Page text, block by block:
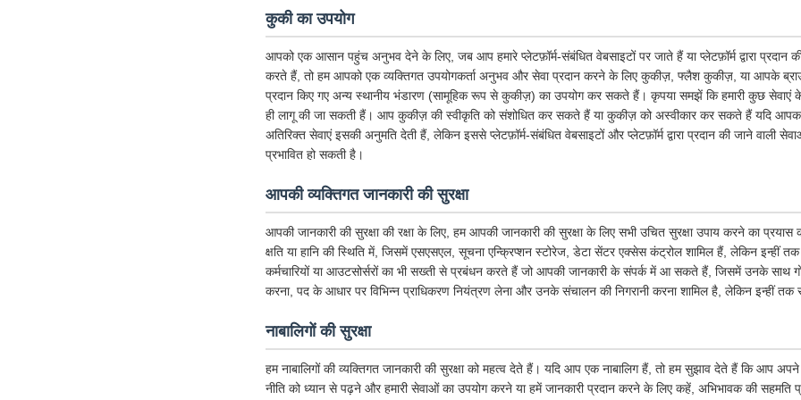
कुकी का उपयोग
आपको एक आसान पहुंच अनुभव देने के लिए, जब आप हमारे प्लेटफ़ॉर्म-संबंधित वेबसाइटों पर जाते हैं या प्लेटफ़ॉर्म द्वारा प्रदान
करते हैं, तो हम आपको एक व्यक्तिगत उपयोगकर्ता अनुभव और सेवा प्रदान करने के लिए कुकीज़, फ्लैश कुकीज़, या आपके
प्रदान किए गए अन्य स्थानीय भंडारण (सामूहिक रूप से कुकीज़) का उपयोग कर सकते हैं। कृपया समझें कि हमारी कुछ
ही लागू की जा सकती हैं। आप कुकीज़ की स्वीकृति को संशोधित कर सकते हैं या कुकीज़ को अस्वीकार कर सकते हैं यदि आपका
अतिरिक्त सेवाएं इसकी अनुमति देती हैं, लेकिन इससे प्लेटफ़ॉर्म-संबंधित वेबसाइटों और प्लेटफ़ॉर्म द्वारा प्रदान की जाने वाली
प्रभावित हो सकती है।
आपकी व्यक्तिगत जानकारी की सुरक्षा
आपकी जानकारी की सुरक्षा की रक्षा के लिए, हम आपकी जानकारी की सुरक्षा के लिए सभी उचित सुरक्षा उपाय करने का प्रयास
क्षति या हानि की स्थिति में, जिसमें एसएसएल, सूचना एन्क्रिप्शन स्टोरेज, डेटा सेंटर एक्सेस कंट्रोल शामिल हैं, लेकिन इन्हीं
कर्मचारियों या आउटसोर्सरों का भी सख्ती से प्रबंधन करते हैं जो आपकी जानकारी के संपर्क में आ सकते हैं, जिसमें उनके साथ
करना, पद के आधार पर विभिन्न प्राधिकरण नियंत्रण लेना और उनके संचालन की निगरानी करना शामिल है, लेकिन इन्हीं तक
नाबालिगों की सुरक्षा
हम नाबालिगों की व्यक्तिगत जानकारी की सुरक्षा को महत्व देते हैं। यदि आप एक नाबालिग हैं, तो हम सुझाव देते हैं कि आप
नीति को ध्यान से पढ़ने और हमारी सेवाओं का उपयोग करने या हमें जानकारी प्रदान करने के लिए कहें, अभिभावक की सहमति